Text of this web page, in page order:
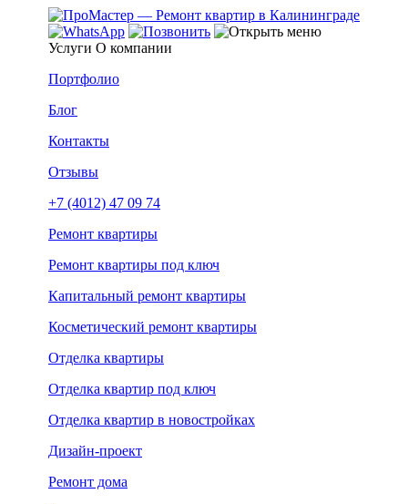
Услуги О компании
Портфолио
Блог
Контакты
Отзывы
+7 (4012) 47 09 74
Ремонт квартиры
Ремонт квартиры под ключ
Капитальный ремонт квартиры
Косметический ремонт квартиры
Отделка квартиры
Отделка квартир под ключ
Отделка квартир в новостройках
Дизайн-проект
Ремонт дома